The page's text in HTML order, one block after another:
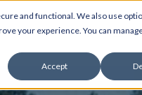
and functional. We also use
your experience. You can
Accept